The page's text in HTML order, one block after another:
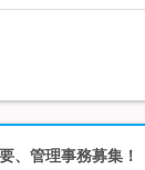
、管理事務募集！